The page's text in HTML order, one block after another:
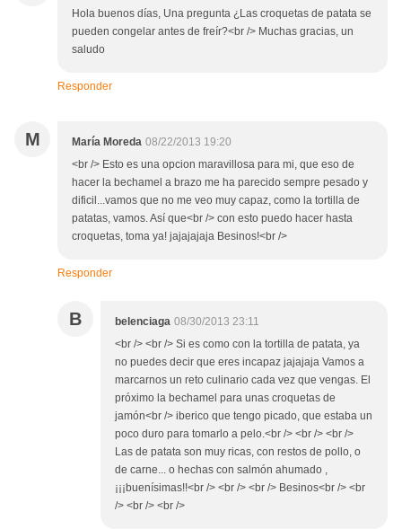
Hola buenos días, Una pregunta ¿Las croquetas de patata se
pueden congelar antes de freír?<br /> Muchas gracias, un
saludo
Responder
M María Moreda 08/22/2013 19:20
<br /> Esto es una opcion maravillosa para mi, que eso de
hacer la bechamel a brazo me ha parecido sempre pesado y
dificil...vamos que no me veo muy capaz, como la tortilla de
patatas, vamos. Así que<br /> con esto puedo hacer hasta
croquetas, toma ya! jajajajaja Besinos!<br />
Responder
B belenciaga 08/30/2013 23:11
<br /> <br /> Si es como con la tortilla de patata, ya
no puedes decir que eres incapaz jajajaja Vamos a
marcarnos un reto culinario cada vez que vengas. El
próximo la bechamel para unas croquetas de
jamón<br /> iberico que tengo picado, que estaba un
poco duro para tomarlo a pelo.<br /> <br /> <br />
Las de patata son muy ricas, con restos de pollo, o
de carne... o hechas con salmón ahumado ,
¡¡¡buenísimas!!<br /> <br /> <br /> Besinos<br /> <br
/> <br /> <br />